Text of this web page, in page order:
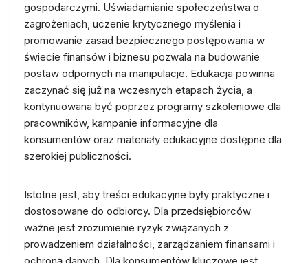
gospodarczymi. Uświadamianie społeczeństwa o
zagrożeniach, uczenie krytycznego myślenia i
promowanie zasad bezpiecznego postępowania w
świecie finansów i biznesu pozwala na budowanie
postaw odpornych na manipulacje. Edukacja powinna
zaczynać się już na wczesnych etapach życia, a
kontynuowana być poprzez programy szkoleniowe dla
pracowników, kampanie informacyjne dla
konsumentów oraz materiały edukacyjne dostępne dla
szerokiej publiczności.
Istotne jest, aby treści edukacyjne były praktyczne i
dostosowane do odbiorcy. Dla przedsiębiorców
ważne jest zrozumienie ryzyk związanych z
prowadzeniem działalności, zarządzaniem finansami i